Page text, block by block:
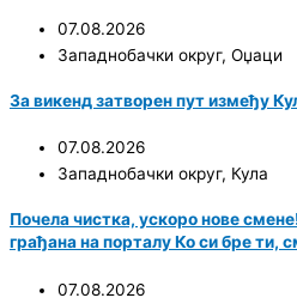
07.08.2026
Западнобачки округ, Оџаци
За викенд затворен пут између
07.08.2026
Западнобачки округ, Кула
Почела чистка, ускоро нове
грађана на порталу Ко си бре ти,
07.08.2026